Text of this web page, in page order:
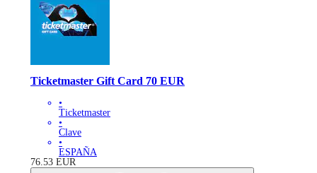
Ticketmaster Gift Card 70 EUR
•
Ticketmaster
•
Clave
•
ESPAÑA
76.53 EUR